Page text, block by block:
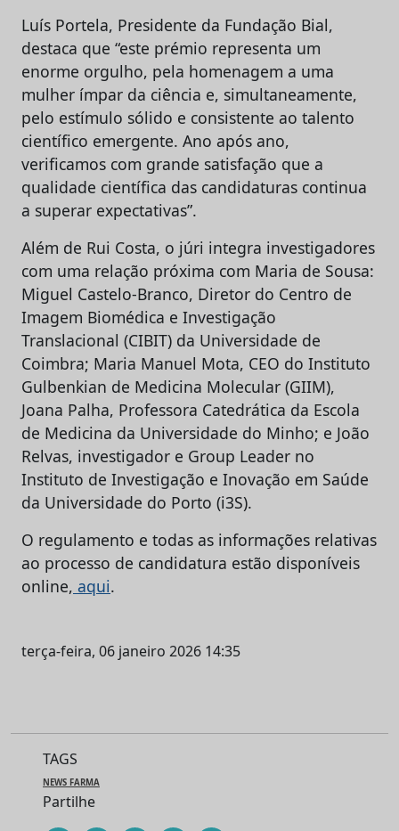
Luís Portela, Presidente da Fundação Bial,
destaca que “este prémio representa um
enorme orgulho, pela homenagem a uma
mulher ímpar da ciência e, simultaneamente,
pelo estímulo sólido e consistente ao talento
científico emergente. Ano após ano,
verificamos com grande satisfação que a
qualidade científica das candidaturas continua
a superar expectativas”.
Além de Rui Costa, o júri integra investigadores
com uma relação próxima com Maria de Sousa:
Miguel Castelo-Branco, Diretor do Centro de
Imagem Biomédica e Investigação
Translacional (CIBIT) da Universidade de
Coimbra; Maria Manuel Mota, CEO do Instituto
Gulbenkian de Medicina Molecular (GIIM),
Joana Palha, Professora Catedrática da Escola
de Medicina da Universidade do Minho; e João
Relvas, investigador e Group Leader no
Instituto de Investigação e Inovação em Saúde
da Universidade do Porto (i3S).
O regulamento e todas as informações relativas
ao processo de candidatura estão disponíveis
online, aqui.
terça-feira, 06 janeiro 2026 14:35
TAGS
NEWS FARMA
Partilhe